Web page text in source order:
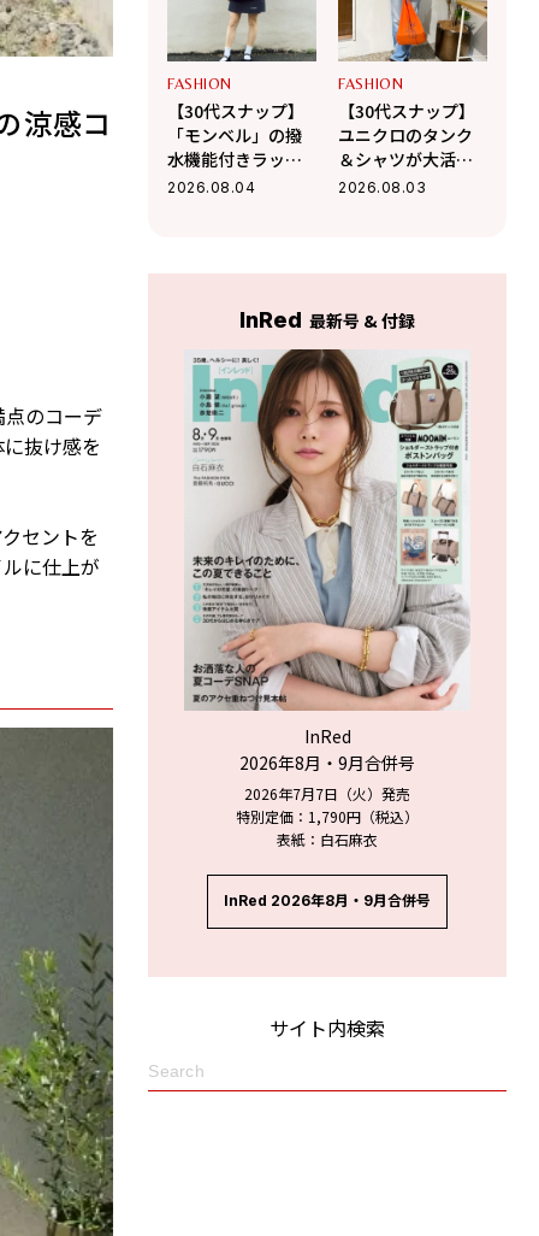
涼感コ
のコーデ
抜け感を
セントを
に仕上が
FASHION
【30代スナップ】
「モンベル」の撥
水機能付きラップ
ショーツが主役！
2026.08.04
FASHION
【30代スナップ】
ユニクロのタンク
＆シャツが大活
躍！ デニムオーバ
2026.08.03
InRed 最新号 & 付録
InRed
2026年8月・9月合併号
2026年7月7日（火）発売
特別定価：1,790円（税込）
表紙：白石麻衣
InRed 2026年8月・9月合併号
サイト内検索